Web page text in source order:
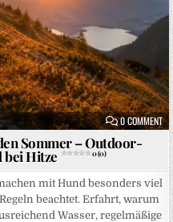
0 COMMENT
Sommer – Outdoor-
bei Hitze 0 (0)
mit Hund besonders viel
beachtet. Erfahrt, warum
Wasser, regelmäßige